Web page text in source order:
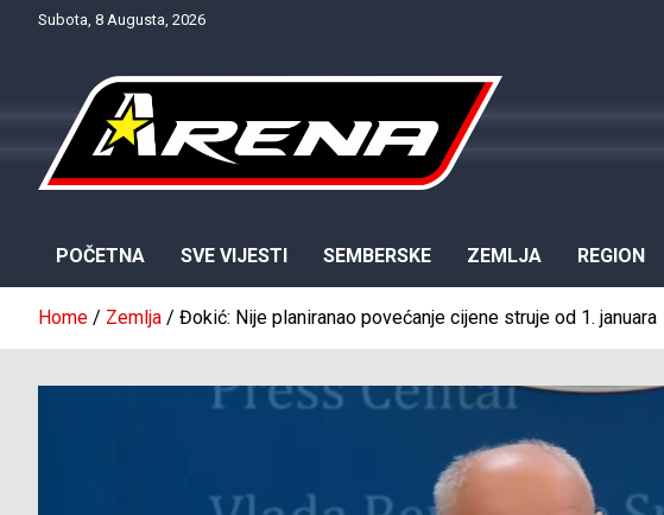
Subota, 8 Augusta, 2026
POČETNA SVE VIJESTI SEMBERSKE ZEMLJA REGION
Home Zemlja Đokić: Nije planiranao povećanje cijene struje od 1. januara